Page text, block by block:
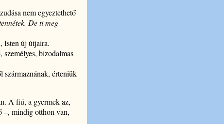
nem egyeztethető
De ti meg
Isten új útjaira.
bizodalmas
származnának, érteniük
A fiú, a gyermek az,
–, mindig otthon van,